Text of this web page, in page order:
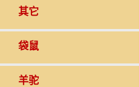
其它
袋鼠
羊驼